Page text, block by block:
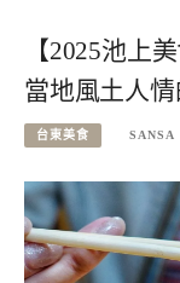
【2025池上
當地風土人
台東美食 SANSA